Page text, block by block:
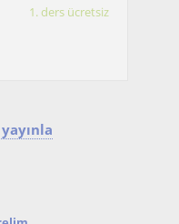
1. ders ücretsiz